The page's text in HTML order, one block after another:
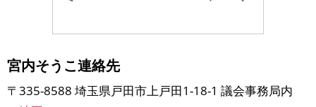
宮内そうこ連絡先
〒335-8588 埼玉県戸田市上戸田1-18-1 議会事務局内